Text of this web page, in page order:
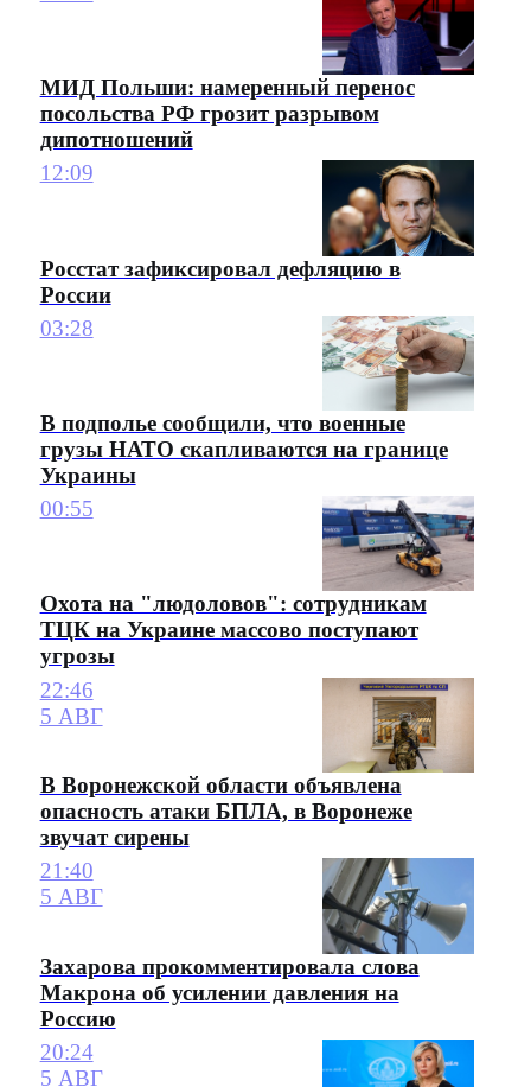
МИД Польши: намеренный перенос
посольства РФ грозит разрывом
дипотношений
12:09
Росстат зафиксировал дефляцию в
России
03:28
В подполье сообщили, что военные
грузы НАТО скапливаются на границе
Украины
00:55
Охота на "людоловов": сотрудникам
ТЦК на Украине массово поступают
угрозы
22:46
5 АВГ
В Воронежской области объявлена
опасность атаки БПЛА, в Воронеже
звучат сирены
21:40
5 АВГ
Захарова прокомментировала слова
Макрона об усилении давления на
Россию
20:24
5 АВГ